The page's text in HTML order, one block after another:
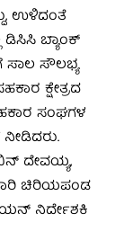
ಉಳಿದಂತೆ
ಡಿಸಿಸಿ ಬ್ಯಾಂಕ್
ಸಾಲ ಸೌಲಭ್ಯ
ಕ್ಷೇತ್ರದ
ಸಂಘಗಳ
ದೇವಯ್ಯ,
ಚಿರಿಯಪಂಡ
ನಿರ್ದೇಶಕಿ